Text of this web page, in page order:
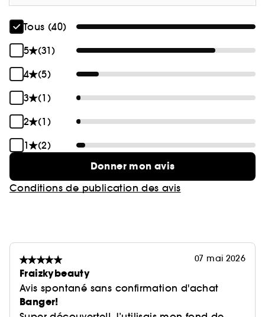
Tous (40)
5
(31)
4
(5)
3
(1)
2
(1)
1
(2)
Donner mon avis
Conditions de publication des avis
07 mai 2026
Fraizkybeauty
Avis spontané sans confirmation d'achat
Banger!